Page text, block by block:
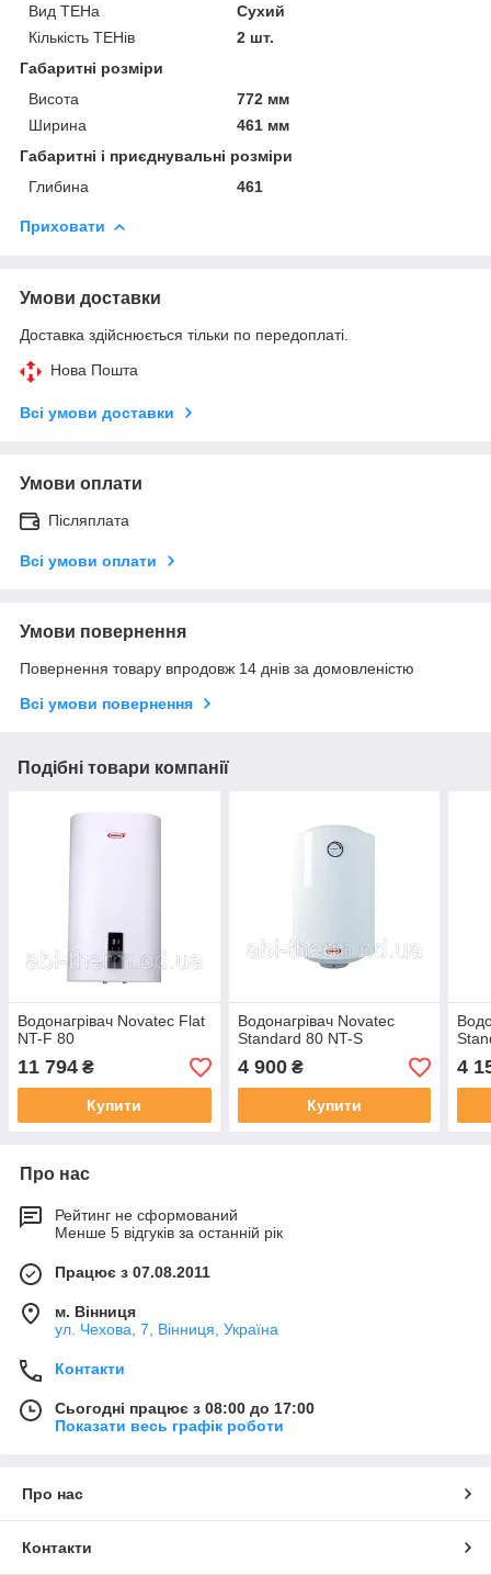
Вид ТЕНа
Сухий
Кількість ТЕНів
2 шт.
Габаритні розміри
Висота
772 мм
Ширина
461 мм
Габаритні і приєднувальні розміри
Глибина
461
Приховати
Умови доставки
Доставка здійснюється тільки по передоплаті.
Нова Пошта
Всі умови доставки
Умови оплати
Післяплата
Всі умови оплати
Умови повернення
Повернення товару впродовж 14 днів за домовленістю
Всі умови повернення
Подібні товари компанії
Водонагрівач Novatec Flat
NT-F 80
11 794 ₴
Купити
Водонагрівач Novatec
Standard 80 NT-S
4 900₴
Купити
4
Про нас
Рейтинг не сформований
Менше 5 відгуків за останній рік
Працює з 07.08.2011
м. Вінниця
ул. Чехова, 7, Вінниця, Україна
Контакти
Сьогодні працює з 08:00 до 17:00
Показати весь графік роботи
Про нас
Контакти